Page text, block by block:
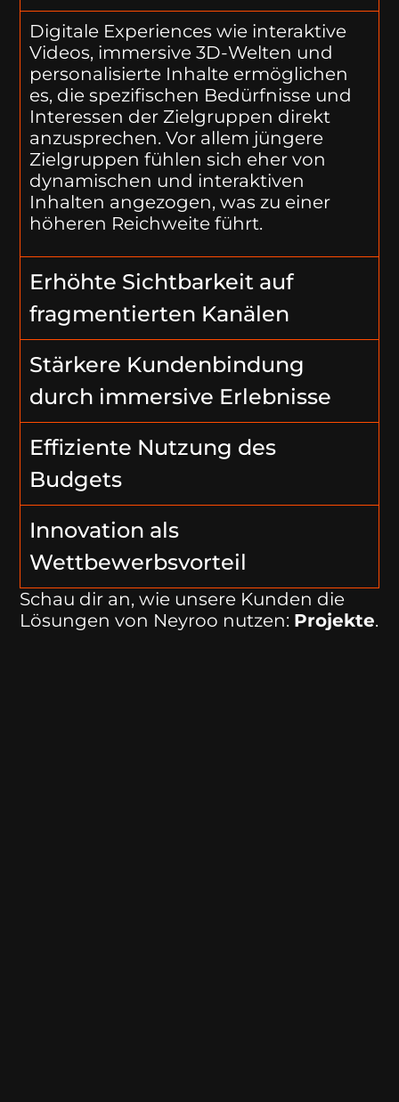
Digitale Experiences wie interaktive
Videos, immersive 3D-Welten und
personalisierte Inhalte ermöglichen
es, die spezifischen Bedürfnisse und
Interessen der Zielgruppen direkt
anzusprechen. Vor allem jüngere
Zielgruppen fühlen sich eher von
dynamischen und interaktiven
Inhalten angezogen, was zu einer
höheren Reichweite führt.
Erhöhte Sichtbarkeit auf
fragmentierten Kanälen
Stärkere Kundenbindung
durch immersive Erlebnisse
Effiziente Nutzung des
Budgets
Innovation als
Wettbewerbsvorteil
Schau dir an, wie unsere Kunden die
Lösungen von Neyroo nutzen: Projekte.